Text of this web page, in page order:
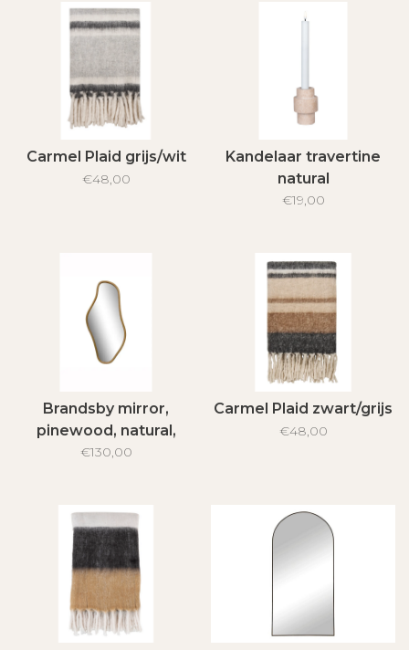
Carmel Plaid grijs/wit
€48,00
Kandelaar travertine
natural
€19,00
Brandsby mirror,
pinewood, natural,
60x120cm
€130,00
Carmel Plaid zwart/grijs
€48,00